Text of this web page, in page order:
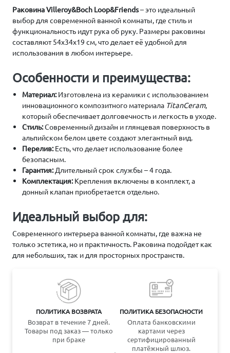
ПОЛИТИКА ВОЗВРАТА
Возврат в течение 7 дней.
Товары под заказ — только
при браке
ПОЛИТИКА БЕЗОПАСНОСТИ
Оплата банковскими
картами через
сертифицированный
платёжный шлюз.
Раковина Villeroy&Boch Loop&Friends– это идеальный
выбор для современной ванной комнаты, где стиль и
функциональность идут рука об руку. Размеры раковины
составляют 54x34x19 см, что делает её удобной для
использования в любом интерьере.
Особенности и преимущества:
Материал:Изготовлена из керамики с использованием
инновационного композитного материала TitanCeram,
который обеспечивает долговечность и легкость в уходе.
Стиль:Современный дизайн и глянцевая поверхность в
альпийском белом цвете создают элегантный вид.
Перелив:Есть, что делает использование более
безопасным.
Гарантия:Длительный срок службы – 4 года.
Комплектация:Крепления включены в комплект, а
донный клапан приобретается отдельно.
Идеальный выбор для:
Современного интерьера ванной комнаты, где важна не
только эстетика, но и практичность. Раковина подойдет как
для небольших, так и для просторных пространств.